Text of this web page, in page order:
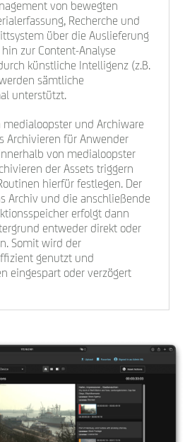
von bewegten
Recherche und
über die Auslieferung
zur Content-Analyse
künstliche Intelligenz (z.B.
sämtliche
unterstützt.
und Archiware
Archivieren für Anwender
von medialoopster
der Assets triggern
hierfür festlegen. Der
Archiv und die anschließende
erfolgt dann
entweder direkt oder
Somit wird der
genutzt und
eingespart oder verzögert